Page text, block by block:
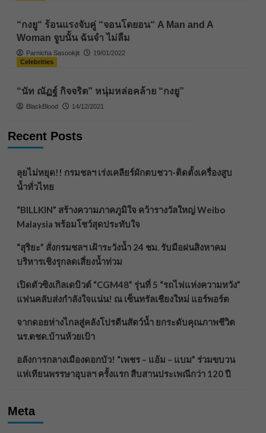
“กงยู“ ร้อนแรงจับคู่ “จอนโดยอน“ A Man and A
Woman จูบนั้น ฉันจำ ไม่ลืม
Parnicha Sasookjit
19/01/2022
Celebrities
“นัท ณัฏฐ์ กิจจริต” หนุ่มหล่อคล้าย “กงยู”
BlackBlood 14/12/2021
Recent Posts
ลุยไม่หยุด!! กรมชลฯ เร่งเคลียร์ผักตบชวา-ติดตั้งเครื่องสูบ
น้ำทั่วไทย
“BILLKIN” สร้างความภาคภูมิใจ คว้ารางวัลใหญ่ Weibo
Malaysia พร้อมโชว์สุดประทับใจ
“สุริยะ” สั่งกรมชลฯ เฝ้าระวังน้ำ 24 ชม. รับมือฝนสิงหาคม
บริหารเชิงรุกลดเสี่ยงน้ำท่วม
เปิดตัวซิงเกิลเดบิวต์ “CGM48” รุ่นที่ 5 “รถไฟแห่งความหวัง”
แฟนคลับส่งกำลังใจแน่น! ณ เซ็นทรัลเชียงใหม่ แอร์พอร์ต
จากดอยห่างไกลสู่คลังโปรตีนสัตว์น้ำ ยกระดับคุณภาพชีวิต
นร.ตชด.บ้านห้วยเป้า
อลังการกลางเมืองดอกบัว! “เพชร – แอ้ม – แบม” ร่วมขบวน
แห่เทียนพรรษาอุบลฯ ครั้งแรก สืบสานประเพณีกว่า 120 ปี
Meta